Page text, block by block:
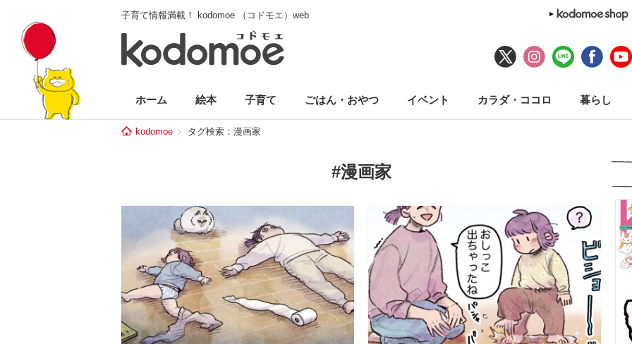
子育て情報満載！ kodomoe （コドモエ）web
ホーム 絵本 子育て ごはん・おやつ イベント カラダ・ココロ 暮らし
kodomoe タグ検索：漫画家
#漫画家